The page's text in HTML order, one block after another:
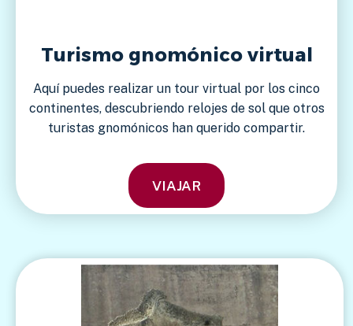
Turismo gnomónico virtual
Aquí puedes realizar un tour virtual por los cinco
continentes, descubriendo relojes de sol que otros
turistas gnomónicos han querido compartir.
VIAJAR